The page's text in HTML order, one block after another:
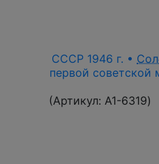
СССР 1946 г. •
первой советской
(Артикул: A1-6319)